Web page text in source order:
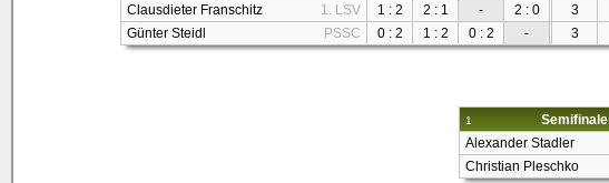
Clausdieter Franschitz
1. LSV 1 : 2 2 : 1 - 2 : 0 3
Günter Steidl
PSSC 0 : 2 1 : 2 0 : 2 - 3
1 Semifinale
Alexander Stadler
Christian Pleschko